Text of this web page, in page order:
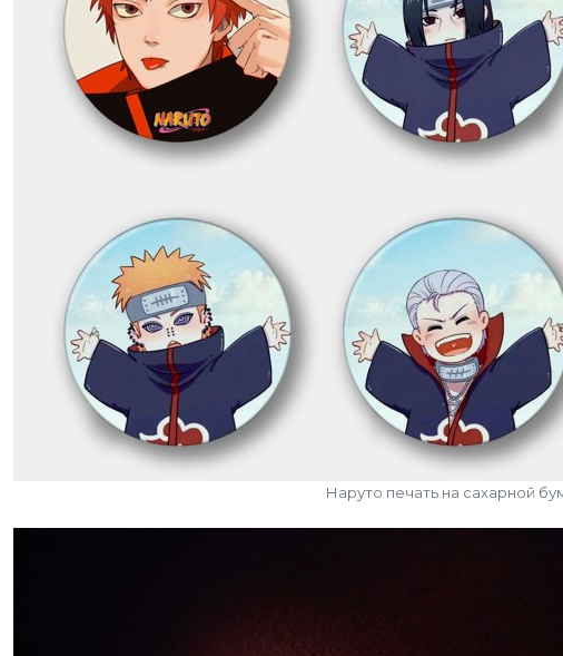
Наруто печать на сахарной